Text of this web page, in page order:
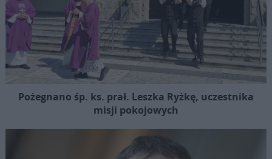
Pożegnano śp. ks. prał. Leszka Ryżkę, uczestnika
misji pokojowych